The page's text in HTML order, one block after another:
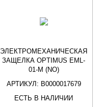
ЭЛЕКТРОМЕХАНИЧЕСКАЯ
ЗАЩЕЛКА OPTIMUS EML-
01-M (NO)
АРТИКУЛ: В0000017679
ЕСТЬ В НАЛИЧИИ